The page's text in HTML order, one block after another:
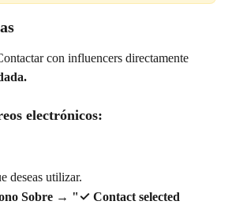
con influencers directamente
electrónicos:
deseas utilizar.
Sobre → "✓ Contact selected